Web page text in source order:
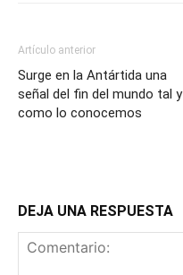
Artículo anterior
Surge en la Antártida una
señal del fin del mundo tal y
como lo conocemos
DEJA UNA RESPUESTA